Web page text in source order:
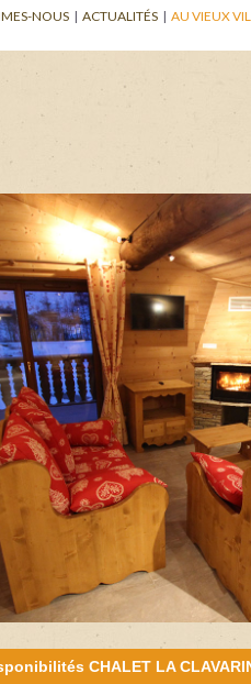
VENEZ RESPIRER
UNE ETAPE DE
DISPO ET
AU VIEUX
Situation
Actualités
MONTAGNE EN ETE !
UNE ETAPE DE
FRAIS ET DISPO ET
LE MONDE
AU VIEUX VILLAGE !
La résidence
NOUS | ACTUALITÉS | AU VIEUX
CHALET LA